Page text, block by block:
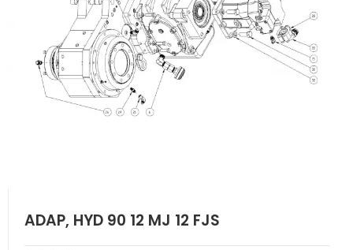
ADAP, HYD 90 12 MJ 12 FJS